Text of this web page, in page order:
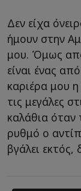
Δεν είχα
ήμουν στην
μου. Όμως
είναι ένας
καριέρα μου
τις μεγάλες
καλάθια όταν
ρυθμό ο
βγάλει